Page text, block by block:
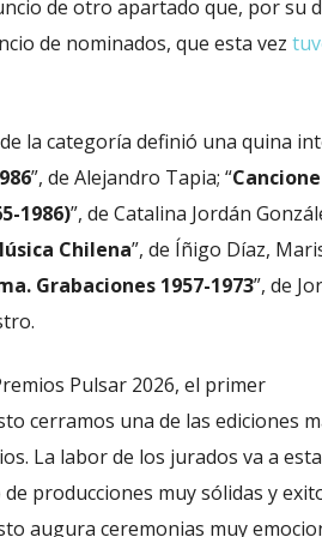
de otro apartado que, por su
de nominados, que esta vez
la categoría definió una quina
”, de Alejandro Tapia; “
1986)”, de Catalina Jordán
Chilena”, de Íñigo Díaz,
Grabaciones 1957-1973”, de
Pulsar 2026, el primer
cerramos una de las ediciones
La labor de los jurados va a
producciones muy sólidas y
augura ceremonias muy